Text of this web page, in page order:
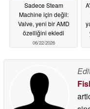
Sadece Steam
Machine için değil:
Valve, yeni bir AMD
özelliğini ekledi
06/22/2026